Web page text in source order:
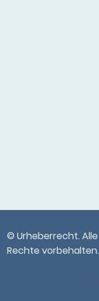
© Urheberrecht. Alle
Rechte vorbehalten.